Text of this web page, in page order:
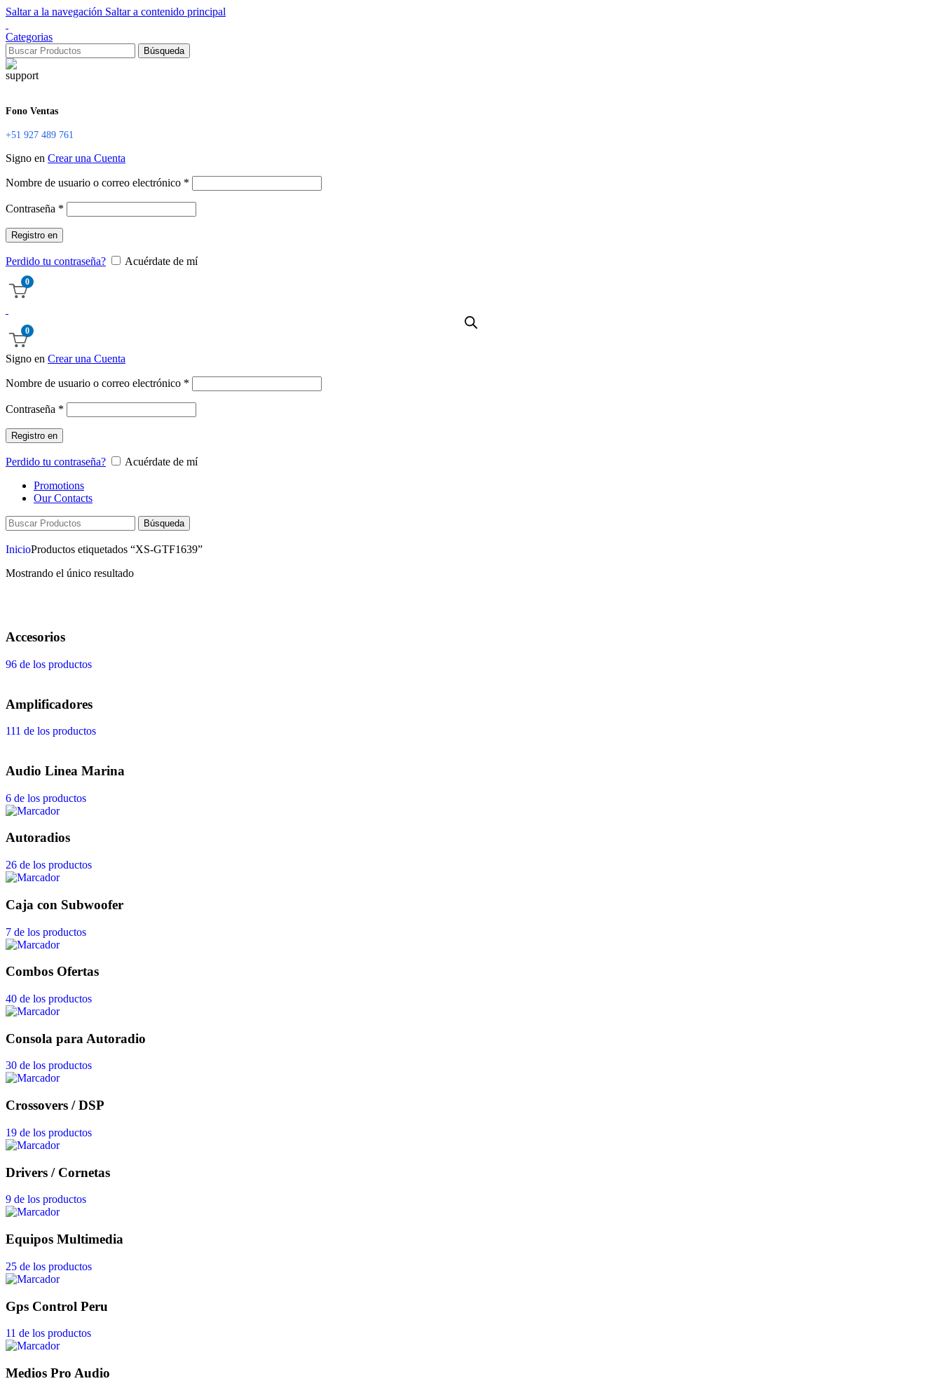
Saltar a la navegación Saltar a contenido principal
Categorias
Búsqueda
Fono Ventas
+51 927 489 761
Signo en Crear una Cuenta
Nombre de usuario o correo electrónico *
Contraseña *
Registro en
Perdido tu contraseña? Acuérdate de mí
0
0
Signo en Crear una Cuenta
Nombre de usuario o correo electrónico *
Contraseña *
Registro en
Perdido tu contraseña?
Acuérdate de mí
Promotions
Our Contacts
Búsqueda
InicioProductos etiquetados “XS-GTF1639”
Mostrando el único resultado
Accesorios
96 de los productos
Amplificadores
111 de los productos
Audio Linea Marina
6 de los productos
Autoradios
26 de los productos
Caja con Subwoofer
7 de los productos
Combos Ofertas
40 de los productos
Consola para Autoradio
30 de los productos
Crossovers / DSP
19 de los productos
Drivers / Cornetas
9 de los productos
Equipos Multimedia
25 de los productos
Gps Control Peru
11 de los productos
Medios Pro Audio